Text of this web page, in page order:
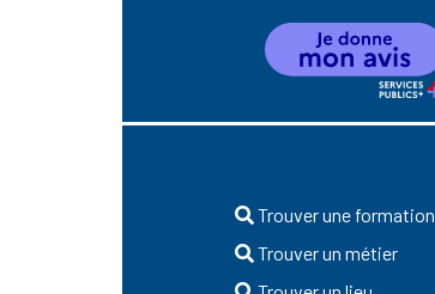
Trouver une formation
Trouver un métier